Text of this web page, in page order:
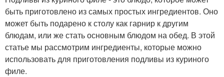
быть приготовлено из самых простых ингредиентов. Оно
может быть подарено к столу как гарнир к другим
блюдам, или же стать основным блюдом на обед. В этой
статье мы рассмотрим ингредиенты, которые можно
использовать для приготовления подливы из куриного
филе.